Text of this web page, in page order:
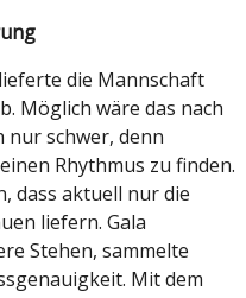
die Mannschaft
Möglich wäre das nach
nur schwer, denn
Rhythmus zu finden.
dass aktuell nur die
liefern. Gala
Stehen, sammelte
Mit dem